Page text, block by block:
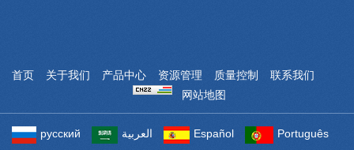
首页 关于我们 产品中心 资源管理 质量控制
联系我们
网站地图
русский العربية Español Português